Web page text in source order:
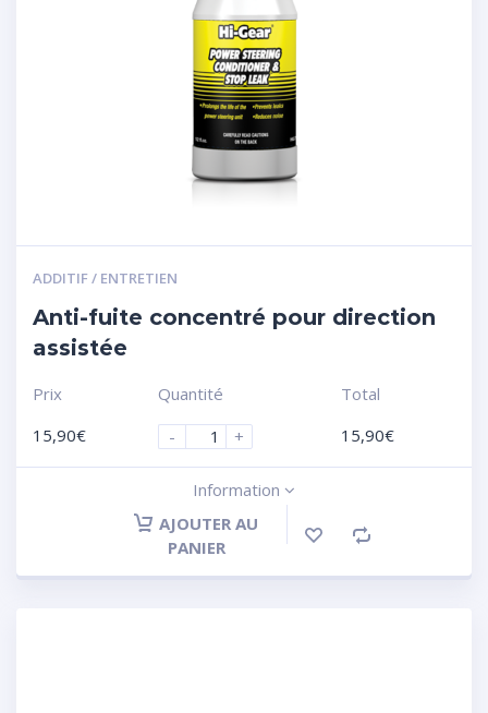
ADDITIF / ENTRETIEN
Anti-fuite concentré pour direction
assistée
Prix
15,90€
Quantité
-
+
Total
15,90€
Information
AJOUTER AU
PANIER